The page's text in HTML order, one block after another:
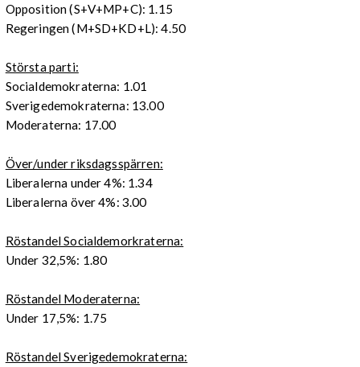
Opposition (S+V+MP+C): 1.15
Regeringen (M+SD+KD+L): 4.50
Största parti:
Socialdemokraterna: 1.01
Sverigedemokraterna: 13.00
Moderaterna: 17.00
Över/under riksdagsspärren:
Liberalerna under 4%: 1.34
Liberalerna över 4%: 3.00
Röstandel Socialdemorkraterna:
Under 32,5%: 1.80
Röstandel Moderaterna:
Under 17,5%: 1.75
Röstandel Sverigedemokraterna: